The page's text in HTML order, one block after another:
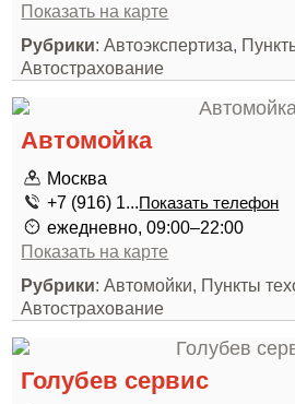
Показать на карте
Рубрики: Автоэкспертиза,
Автострахование
Автомойка
Москва
+7 (916) 1...Показать телефон
ежедневно, 09:00–22:00
Показать на карте
Рубрики: Автомойки, Пункты
Автострахование
Голубев сервис